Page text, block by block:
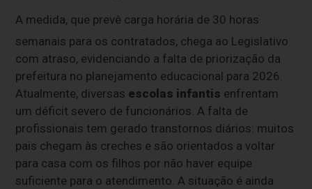
A medida, que prevê carga horária de 30 horas
semanais para os contratados, chega ao Legislativo
com atraso, evidenciando a falta de priorização da
prefeitura no planejamento educacional para 2026.
Atualmente, diversas escolas infantis enfrentam
um déficit severo de funcionários. A falta de
profissionais tem gerado transtornos diários: muitos
pais chegam às creches e são orientados a voltar
para casa com os filhos por não haver equipe
suficiente para o atendimento. A situação é ainda